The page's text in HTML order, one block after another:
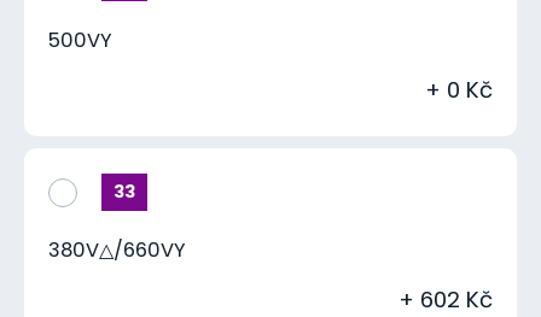
500VY
+ 0 Kč
33
380V△/660VY
+ 602 Kč